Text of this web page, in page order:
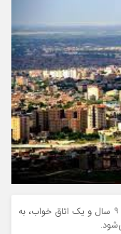
واحدی ۶۵ متری در محدوده مدنی ۲، با سن بنای ۹ سال و یک اتاق خواب، به